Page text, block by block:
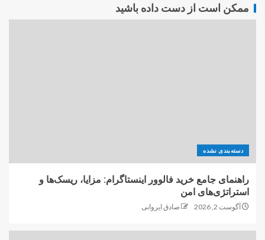
ممکن است از دست داده باشید
دسته‌بندی نشده
راهنمای جامع خرید فالوور اینستاگرام: مزایا، ریسک‌ها و
استراتژی‌های امن
آگوست 2, 2026 صادق ایروانی